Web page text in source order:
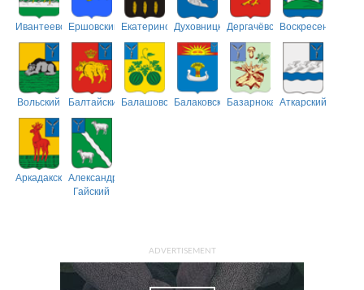
ИвантеевскийЕршовский ЕкатериновскийДуховницкийДергачёвскийВоскресенский
Вольский БалтайскийБалашовскийБалаковскийБазарнокарабулакский
Аткарский
АркадакскийАлександрово-
Гайский
ADVERTISEMENT